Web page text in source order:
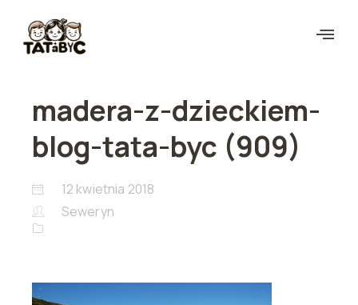
madera-z-dzieckiem-
blog-tata-byc (909)
12 kwietnia 2018
Seweryn